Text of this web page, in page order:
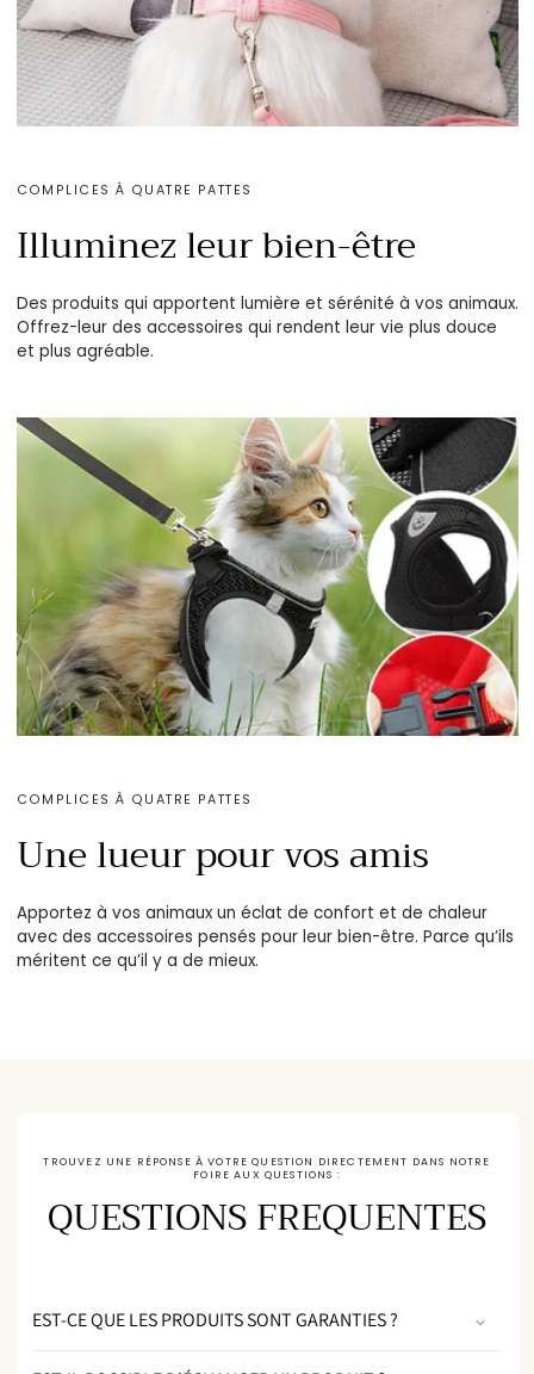
COMPLICES À QUATRE PATTES
Illuminez leur bien-être
Des produits qui apportent lumière et sérénité à vos animaux.
Offrez-leur des accessoires qui rendent leur vie plus douce
et plus agréable.
COMPLICES À QUATRE PATTES
Une lueur pour vos amis
Apportez à vos animaux un éclat de confort et de chaleur
avec des accessoires pensés pour leur bien-être. Parce qu’ils
méritent ce qu’il y a de mieux.
TROUVEZ UNE RÉPONSE À VOTRE QUESTION DIRECTEMENT DANS NOTRE
FOIRE AUX QUESTIONS :
QUESTIONS FREQUENTES
EST-CE QUE LES PRODUITS SONT GARANTIES ?